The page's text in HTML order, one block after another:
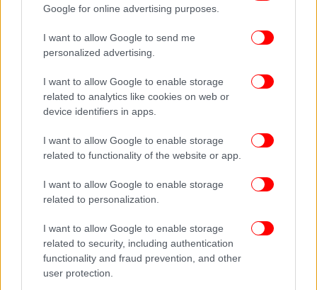
Google for online advertising purposes.
I want to allow Google to send me
personalized advertising.
I want to allow Google to enable storage
related to analytics like cookies on web or
device identifiers in apps.
I want to allow Google to enable storage
related to functionality of the website or app.
I want to allow Google to enable storage
related to personalization.
I want to allow Google to enable storage
related to security, including authentication
functionality and fraud prevention, and other
user protection.